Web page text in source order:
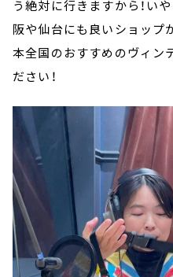
う絶対に行きますから！い
阪や仙台にも良いショップ
本全国のおすすめのヴィン
ださい！